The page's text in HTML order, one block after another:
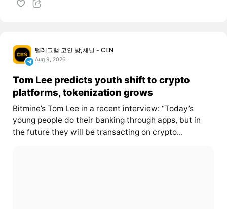
텔레그램 코인 방,채널 - CEN
Aug 9, 2026
Tom Lee predicts youth shift to crypto
platforms, tokenization grows
Bitmine’s Tom Lee in a recent interview: “Today’s
young people do their banking through apps, but in
the future they will be transacting on crypto...